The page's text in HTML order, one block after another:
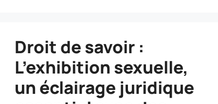
Droit de savoir :
L’exhibition sexuelle,
un éclairage juridique